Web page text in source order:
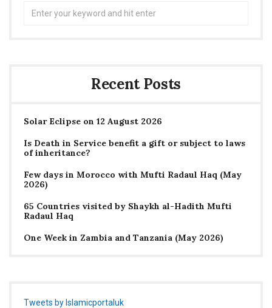
Recent Posts
Solar Eclipse on 12 August 2026
Is Death in Service benefit a gift or subject to laws
of inheritance?
Few days in Morocco with Mufti Radaul Haq (May
2026)
65 Countries visited by Shaykh al-Hadith Mufti
Radaul Haq
One Week in Zambia and Tanzania (May 2026)
Tweets by Islamicportaluk